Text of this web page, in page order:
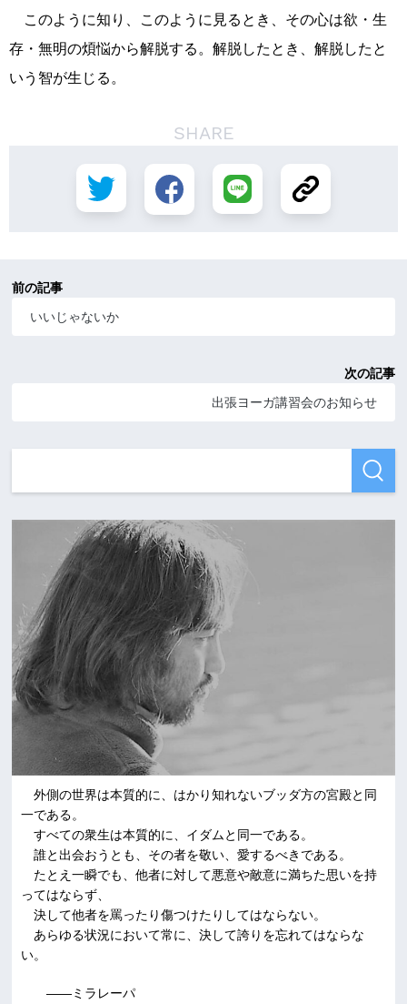
このように知り、このように見るとき、その心は欲・生
存・無明の煩悩から解脱する。解脱したとき、解脱したと
いう智が生じる。
SHARE
前の記事
いいじゃないか
次の記事
出張ヨーガ講習会のお知らせ
外側の世界は本質的に、はかり知れないブッダ方の宮殿と同
一である。
すべての衆生は本質的に、イダムと同一である。
誰と出会おうとも、その者を敬い、愛するべきである。
たとえ一瞬でも、他者に対して悪意や敵意に満ちた思いを持
ってはならず、
決して他者を罵ったり傷つけたりしてはならない。
あらゆる状況において常に、決して誇りを忘れてはならな
い。
――ミラレーパ